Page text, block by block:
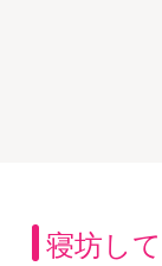
寝坊し